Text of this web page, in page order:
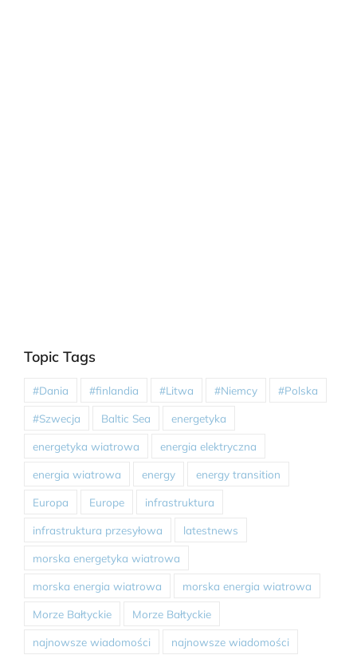
Topic Tags
#Dania #finlandia #Litwa #Niemcy #Polska
#Szwecja Baltic Sea energetyka
energetyka wiatrowa energia elektryczna
energia wiatrowa energy energy transition
Europa Europe infrastruktura
infrastruktura przesyłowa latestnews
morska energetyka wiatrowa
morska energia wiatrowa morska energia wiatrowa
Morze Bałtyckie Morze Bałtyckie
najnowsze wiadomości najnowsze wiadomości